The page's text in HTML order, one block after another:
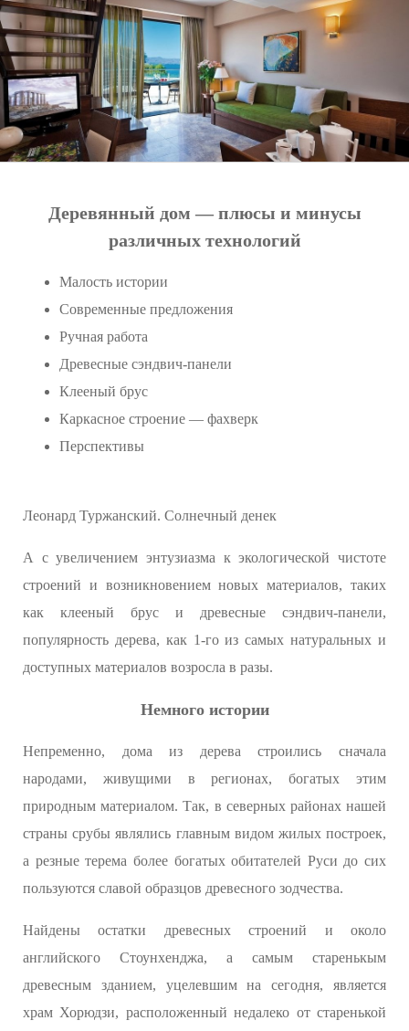
Деревянный дом — плюсы и минусы
различных технологий
Малость истории
Современные предложения
Ручная работа
Древесные сэндвич-панели
Клееный брус
Каркасное строение — фахверк
Перспективы
Леонард Туржанский. Солнечный денек
А с увеличением энтузиазма к экологической чистоте
строений и возникновением новых материалов, таких
как клееный брус и древесные сэндвич-панели,
популярность дерева, как 1-го из самых натуральных и
доступных материалов возросла в разы.
Немного истории
Непременно, дома из дерева строились сначала
народами, живущими в регионах, богатых этим
природным материалом. Так, в северных районах нашей
страны срубы являлись главным видом жилых построек,
а резные терема более богатых обитателей Руси до сих
пользуются славой образцов древесного зодчества.
Найдены остатки древесных строений и около
английского Стоунхенджа, а самым старенькым
древесным зданием, уцелевшим на сегодня, является
храм Хорюдзи, расположенный недалеко от старенькой